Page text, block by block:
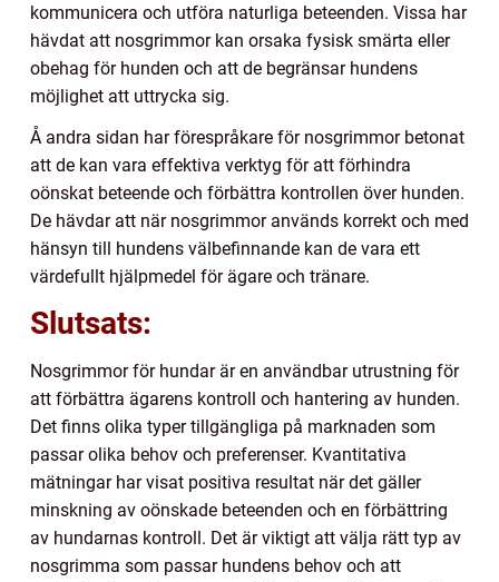
kommunicera och utföra naturliga beteenden. Vissa har
hävdat att nosgrimmor kan orsaka fysisk smärta eller
obehag för hunden och att de begränsar hundens
möjlighet att uttrycka sig.
Å andra sidan har förespråkare för nosgrimmor betonat
att de kan vara effektiva verktyg för att förhindra
oönskat beteende och förbättra kontrollen över hunden.
De hävdar att när nosgrimmor används korrekt och med
hänsyn till hundens välbefinnande kan de vara ett
värdefullt hjälpmedel för ägare och tränare.
Slutsats:
Nosgrimmor för hundar är en användbar utrustning för
att förbättra ägarens kontroll och hantering av hunden.
Det finns olika typer tillgängliga på marknaden som
passar olika behov och preferenser. Kvantitativa
mätningar har visat positiva resultat när det gäller
minskning av oönskade beteenden och en förbättring
av hundarnas kontroll. Det är viktigt att välja rätt typ av
nosgrimma som passar hundens behov och att